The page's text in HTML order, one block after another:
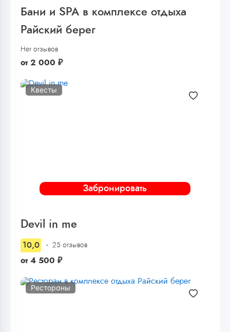
Бани и SPA в комплексе отдыха
Райский берег
Нет отзывов
от 2 000 ₽
Забронировать
Квесты
Devil in me
10,0 25 отзывов
от 4 500 ₽
Рестораны